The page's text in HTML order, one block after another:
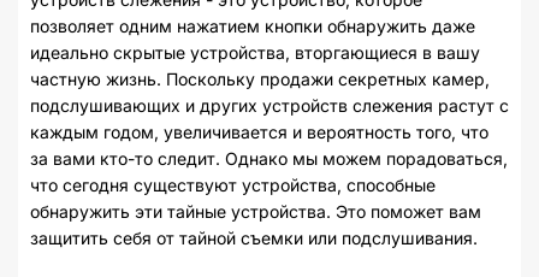
позволяет одним нажатием кнопки обнаружить даже
идеально скрытые устройства, вторгающиеся в вашу
частную жизнь. Поскольку продажи секретных камер,
подслушивающих и других устройств слежения растут с
каждым годом, увеличивается и вероятность того, что
за вами кто-то следит. Однако мы можем порадоваться,
что сегодня существуют устройства, способные
обнаружить эти тайные устройства. Это поможет вам
защитить себя от тайной съемки или подслушивания.